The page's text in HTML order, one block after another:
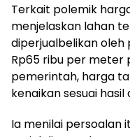
Terkait polemik
menjelaskan lahan
diperjualbelikan oleh
Rp65 ribu per meter
pemerintah, harga
kenaikan sesuai hasil
Ia menilai persoalan